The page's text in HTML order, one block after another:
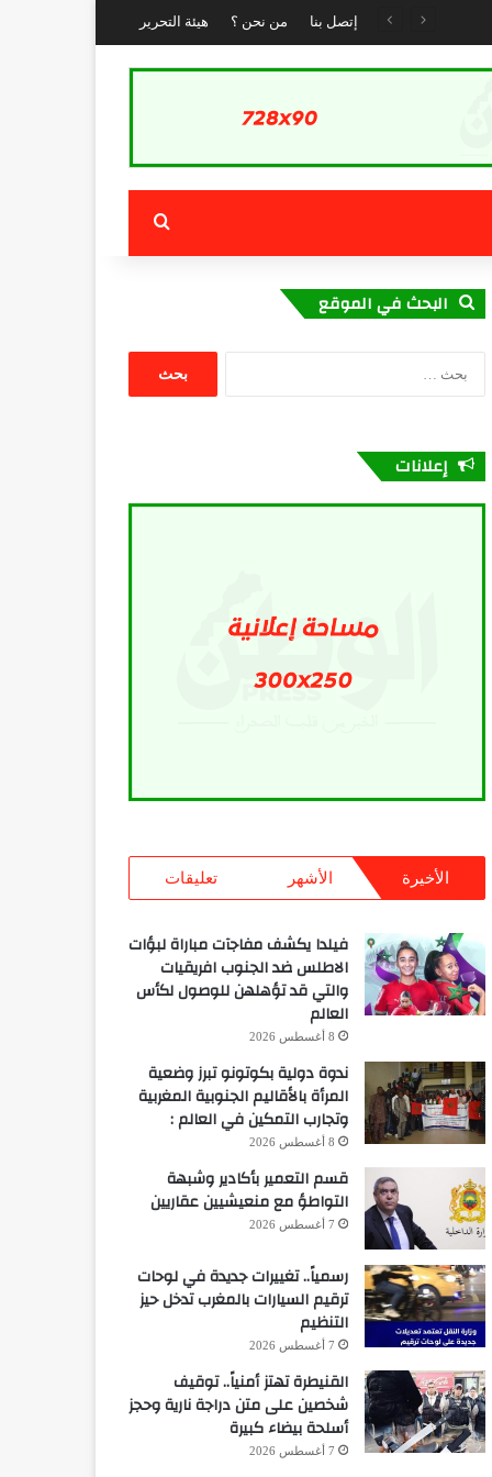
إتصل بنا من نحن ؟ هيئة التحرير
بحث عن
البحث في الموقع
إعلانات
الأخيرة الأشهر تعليقات
فيلدا يكشف مفاجآت مباراة لبؤات
الاطلس ضد الجنوب افريقيات
والتي قد تؤهلهن للوصول لكأس
العالم
8 أغسطس 2026
ندوة دولية بكوتونو تبرز وضعية
المرأة بالأقاليم الجنوبية المغربية
وتجارب التمكين في العالم :
8 أغسطس 2026
قسم التعمير بأكادير وشبهة
التواطؤ مع منعيشيين عقاريين
7 أغسطس 2026
رسمياً.. تغييرات جديدة في لوحات
ترقيم السيارات بالمغرب تدخل حيز
التنظيم
7 أغسطس 2026
القنيطرة تهتز أمنياً.. توقيف
شخصين على متن دراجة نارية وحجز
أسلحة بيضاء كبيرة
7 أغسطس 2026